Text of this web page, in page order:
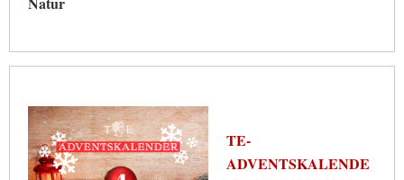
TE-
ADVENTSKALENDE